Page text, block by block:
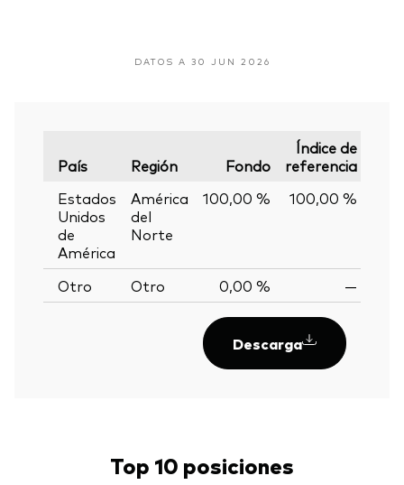
DATOS A 30 JUN 2026
País Región Fondo
Índice de
referencia
Estados
Unidos
de
América
América
del
Norte
100,00 % 100,00 %
Otro Otro 0,00 % —
Descarga
Top 10 posiciones